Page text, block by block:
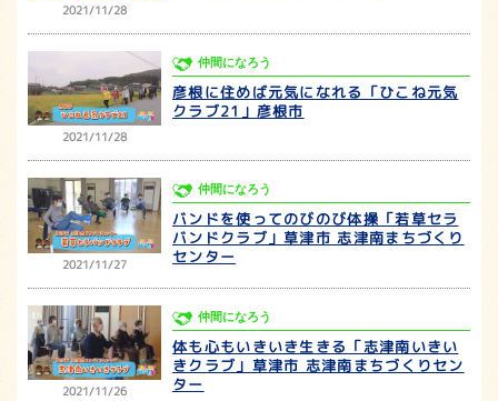
2021/11/28
2021/11/28
仲間になろう
彦根に住めば元気になれる「ひこね元気
クラブ21」彦根市
2021/11/27
仲間になろう
バンドを使ってのびのび体操「若草セラ
バンドクラブ」草津市 志津南まちづくり
センター
2021/11/26
仲間になろう
体も心もいきいき生きる「志津南いきい
きクラブ」草津市 志津南まちづくりセン
ター